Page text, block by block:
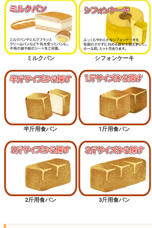
ミルクパン シフォンケーキ
半斤用食パン 1斤用食パン
2斤用食パン 3斤用食パン